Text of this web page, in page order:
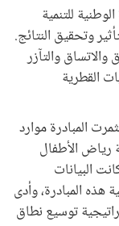
للتنمية
وتحقيق النتائج.
والاتساق والتآزر
القطرية
المبادرة موارد
رياض الأطفال
البيانات
هذه المبادرة، وأدى
توسيع نطاق